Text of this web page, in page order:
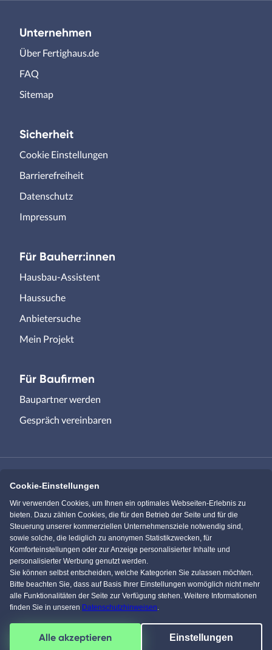
Unternehmen
Über Fertighaus.de
FAQ
Sitemap
Sicherheit
Cookie Einstellungen
Barrierefreiheit
Datenschutz
Impressum
Für Bauherr:innen
Hausbau-Assistent
Haussuche
Anbietersuche
Mein Projekt
Für Baufirmen
Baupartner werden
Gespräch vereinbaren
Immowelt.de Bauen.de
Massivhaus.de Bungalow.de
Einfamilienhaus.de
4,5 von über61604Kunden
Facebook
Pinterest
Instagram
YouTube
Cookie-Einstellungen
Wir verwenden Cookies, um Ihnen ein optimales Webseiten-Erlebnis zu
bieten. Dazu zählen Cookies, die für den Betrieb der Seite und für die
Steuerung unserer kommerziellen Unternehmensziele notwendig sind,
sowie solche, die lediglich zu anonymen Statistikzwecken, für
Komforteinstellungen oder zur Anzeige personalisierter Inhalte und
personalisierter Werbung genutzt werden.
Sie können selbst entscheiden, welche Kategorien Sie zulassen möchten.
Bitte beachten Sie, dass auf Basis Ihrer Einstellungen womöglich nicht mehr
alle Funktionalitäten der Seite zur Verfügung stehen. Weitere Informationen
finden Sie in unseren Datenschutzhinweisen.
Alle akzeptieren Einstellungen